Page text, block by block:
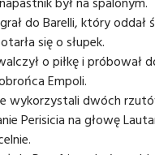
do Barelli, który oddał
się o słupek.
o piłkę i próbował
Empoli.
wykorzystali dwóch
Perisicia na głowę